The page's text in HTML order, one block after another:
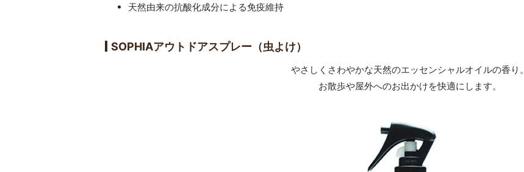
天然由来の抗酸化成分による免疫維持
SOPHIAアウトドアスプレー（虫よけ）
やさしくさわやかな天然のエッセンシャルオイルの香り。
お散歩や屋外へのお出かけを快適にします。